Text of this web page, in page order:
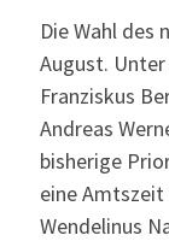
Die Wahl des
August.
Franziskus
Andreas
bisherige
eine
Wendelinus